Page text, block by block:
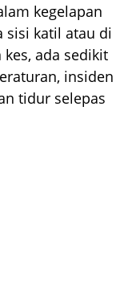
kegelapan
sisi katil atau di
ada sedikit
insiden
tidur selepas